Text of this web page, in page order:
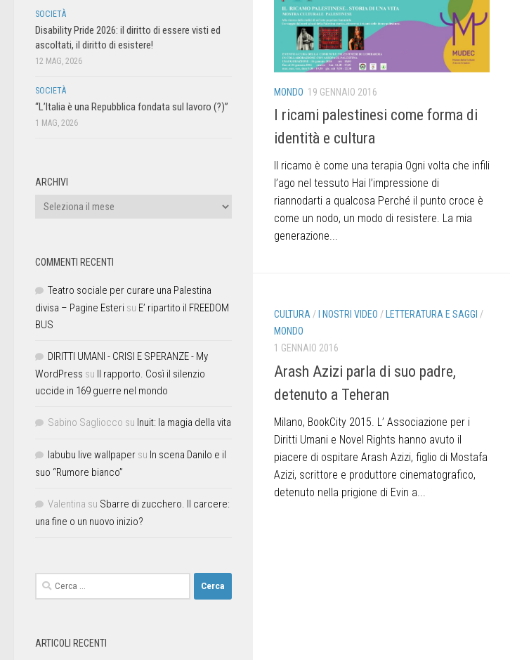
MONDO 19 GENNAIO 2016
I ricami palestinesi come forma di
identità e cultura
Il ricamo è come una terapia Ogni volta che infili
l’ago nel tessuto Hai l’impressione di
riannodarti a qualcosa Perché il punto croce è
come un nodo, un modo di resistere. La mia
generazione...
CULTURA/ I NOSTRI VIDEO / LETTERATURA E SAGGI /
MONDO
1 GENNAIO 2016
Arash Azizi parla di suo padre,
detenuto a Teheran
Milano, BookCity 2015. L’ Associazione per i
Diritti Umani e Novel Rights hanno avuto il
piacere di ospitare Arash Azizi, figlio di Mostafa
Azizi, scrittore e produttore cinematografico,
detenuto nella prigione di Evin a...
SOCIETÀ
Disability Pride 2026: il diritto di essere visti ed
ascoltati, il diritto di esistere!
12 MAG, 2026
SOCIETÀ
“L’Italia è una Repubblica fondata sul lavoro (?)”
1 MAG, 2026
ARCHIVI
COMMENTI RECENTI
Teatro sociale per curare una Palestina
divisa – Pagine Esteri su E’ ripartito il FREEDOM
BUS
DIRITTI UMANI - CRISI E SPERANZE - My
WordPress su Il rapporto. Così il silenzio
uccide in 169 guerre nel mondo
Sabino Sagliocco su Inuit: la magia della vita
labubu live wallpaper su In scena Danilo e il
suo “Rumore bianco”
Valentina su Sbarre di zucchero. Il carcere:
una fine o un nuovo inizio?
ARTICOLI RECENTI